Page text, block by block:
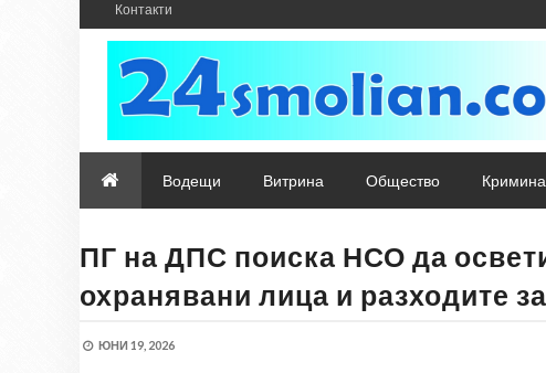
Контакти
Водещи Витрина Общество
ПГ на ДПС поиска НСО да
охранявани лица и разходите
ЮНИ 19, 2026